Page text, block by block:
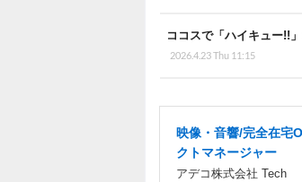
ココスで「ハイキュー!!
2026.4.23 Thu 11:15
映像・音響/完全在宅
クトマネージャー
アデコ株式会社 Tech